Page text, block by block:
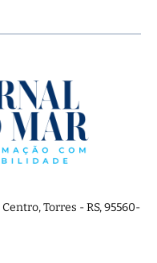
Torres - RS, 95560-